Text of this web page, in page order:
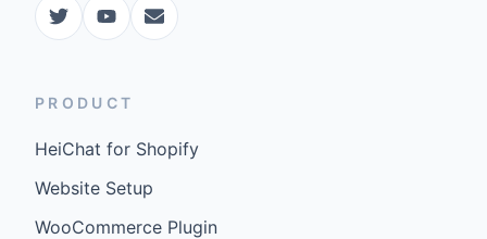
PRODUCT
HeiChat for Shopify
Website Setup
WooCommerce Plugin